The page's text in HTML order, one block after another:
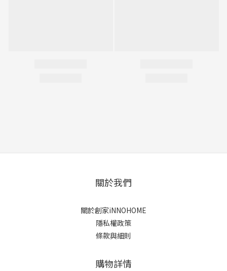
關於我們
關於創家iNNOHOME
隱私權政策
條款與細則
購物詳情